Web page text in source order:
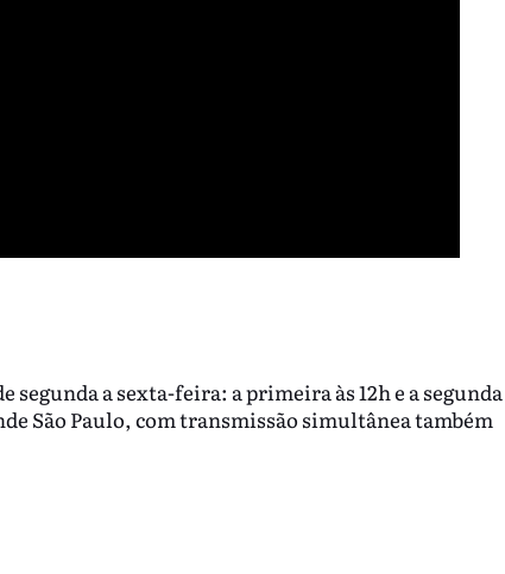
segunda a sexta-feira: a primeira às 12h e a segunda
São Paulo, com transmissão simultânea também